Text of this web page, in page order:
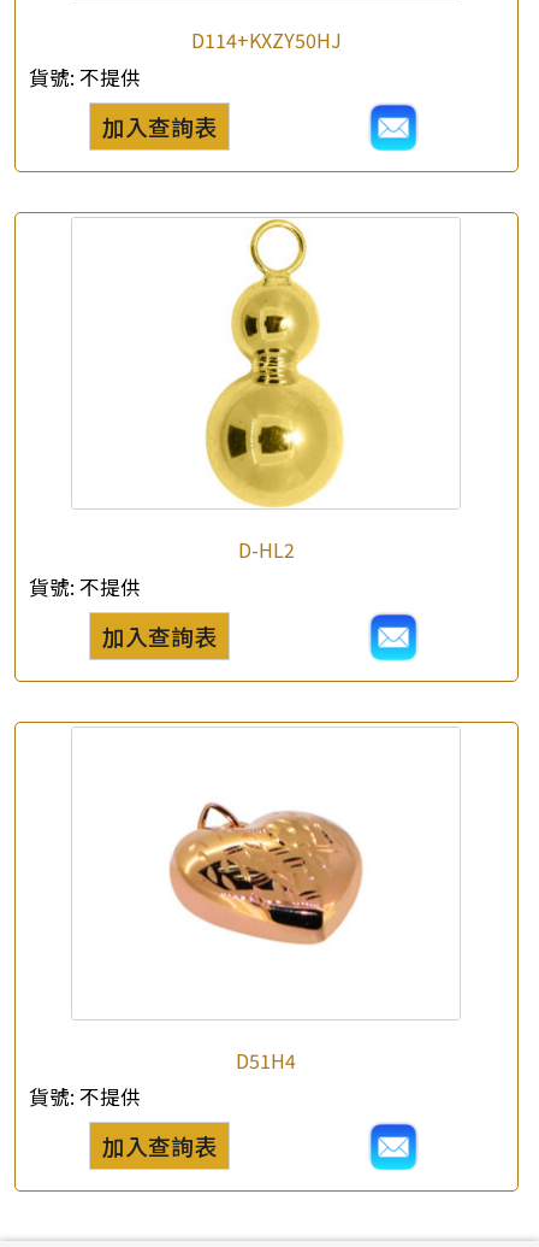
*
公司名稱
D114+KXZY50HJ
貨號: 不提供
加入查詢表
D-HL2
貨號: 不提供
加入查詢表
D51H4
貨號: 不提供
加入查詢表